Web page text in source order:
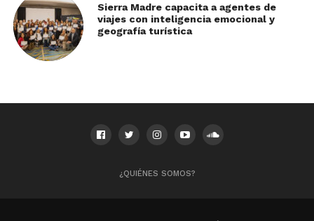
Sierra Madre capacita a agentes de
viajes con inteligencia emocional y
geografía turística
¿QUIÉNES SOMOS?